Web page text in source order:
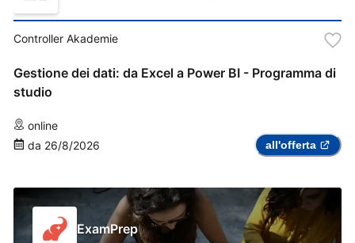
Controller Akademie
Gestione dei dati: da Excel a Power BI - Programma di
studio
online
da 26/8/2026 all'offerta
ExamPrep